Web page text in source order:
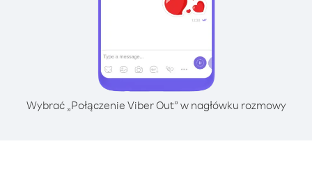
Wybrać „Połączenie Viber Out” w nagłówku rozmowy